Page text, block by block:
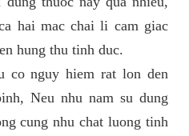
hai mac chai li cam giac
hung thu tinh duc.
co nguy hiem rat lon den
Neu nhu nam su dung
cung nhu chat luong tinh